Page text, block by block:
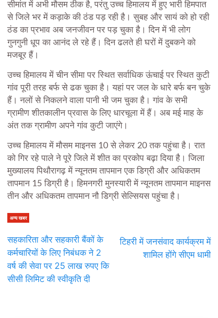
सीमांत में अभी मौसम ठीक है, परंतु उच्च हिमालय में हुए भारी हिमपात
से जिले भर में कड़ाके की ठंड पड़ रही है। सुबह और सायं को हो रही
ठंड का प्रभाव अब जनजीवन पर पड़ चुका है। दिन में भी लोग
गुनगुनी धूप का आनंद ले रहे हैं। दिन ढलते ही घरों में दुबकने को
मजबूर हैं।
उच्च हिमालय में चीन सीमा पर स्थित सर्वाधिक ऊंचाई पर स्थित कुटी
गांव पूरी तरह बर्फ से ढक चुका है। यहां पर जल के धारे बर्फ बन चुके
हैं। नलों से निकलने वाला पानी भी जम चुका है। गांव के सभी
ग्रामीण शीतकालीन प्रवास के लिए धारचूला में हैं। अब मई माह के
अंत तक ग्रामीण अपने गांव कुटी जाएंगे।
उच्च हिमालय में मौसम माइनस 10 से लेकर 20 तक पहुंचा है। रात
को गिर रहे पाले ने पूरे जिले में शीत का प्रकोप बढ़ा दिया है। जिला
मुख्यालय पिथौरागढ़ में न्यूनतम तापमान एक डिग्री और अधिकतम
तापमान 15 डिग्री है। हिमनगरी मुनस्यारी में न्यूनतम तापमान माइनस
तीन और अधिकतम तापमान नौ डिग्री सेल्सियस पहुंचा है।
अन्य खबर
सहकारिता और सहकारी बैंकों के
कर्मचारियों के लिए निबंधक ने 2
वर्ष की सेवा पर 25 लाख रुपए कि
सीसी लिमिट की स्वीकृति दी
टिहरी में जनसंवाद कार्यक्रम में
शामिल होंगे सीएम धामी